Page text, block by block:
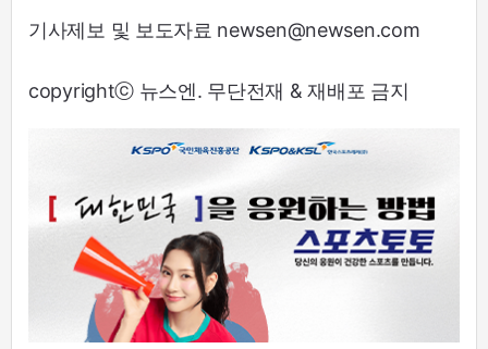
기사제보 및 보도자료 newsen@newsen.com
copyrightⓒ 뉴스엔. 무단전재 & 재배포 금지